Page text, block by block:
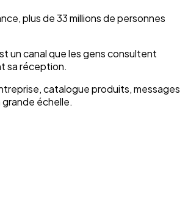
plus de 33 millions de personnes
un canal que les gens consultent
sa réception.
catalogue produits, messages
échelle.